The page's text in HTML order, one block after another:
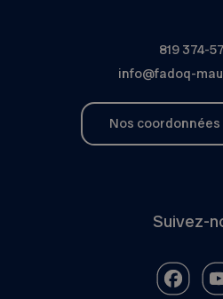
819 374-
info@fadoq-
Nos
Suivez-